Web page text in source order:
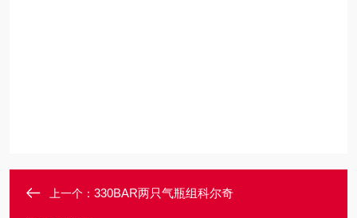
上一个： 330BAR两只气瓶组科尔奇